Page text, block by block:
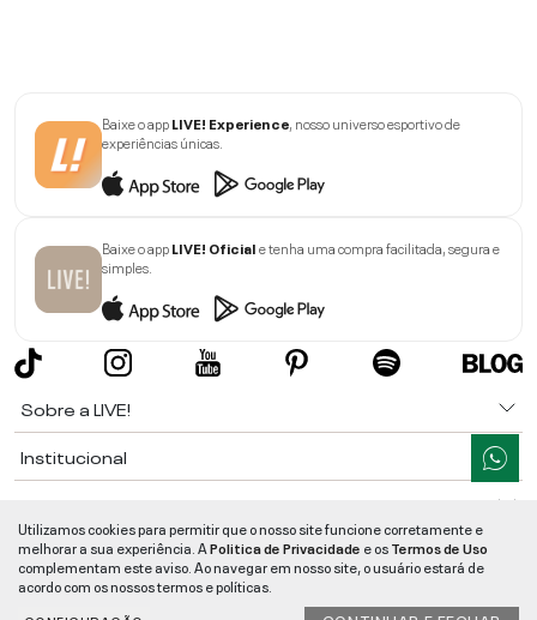
Baixe o appLIVE! Experience , nosso universo esportivo de
experiências únicas.
Baixe o appLIVE! Oficiale tenha uma compra facilitada, segura e
simples.
Sobre a LIVE!
Institucional
Ajuda
Segurança e Qualidade
Utilizamos cookies para permitir que o nosso site funcione corretamente e
melhorar a sua experiência. APolitica de Privacidade e osTermos de Uso
complementam este aviso. Ao navegar em nosso site, o usuário estará de
acordo com os nossos termos e políticas.